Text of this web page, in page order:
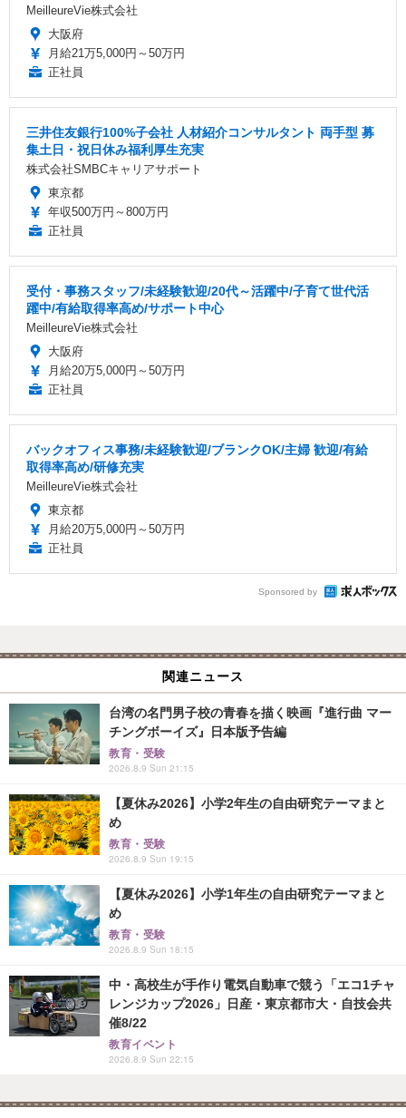
MeilleureVie株式会社
大阪府
月給21万5,000円～50万円
正社員
三井住友銀行100%子会社 人材紹介コンサルタント 両手型 募
集土日・祝日休み福利厚生充実
株式会社SMBCキャリアサポート
東京都
年収500万円～800万円
正社員
受付・事務スタッフ/未経験歓迎/20代～活躍中/子育て世代活
躍中/有給取得率高め/サポート中心
MeilleureVie株式会社
大阪府
月給20万5,000円～50万円
正社員
バックオフィス事務/未経験歓迎/ブランクOK/主婦 歓迎/有給
取得率高め/研修充実
MeilleureVie株式会社
東京都
月給20万5,000円～50万円
正社員
Sponsored by
関連ニュース
台湾の名門男子校の青春を描く映画『進行曲 マー
チングボーイズ』日本版予告編
教育・受験
2026.8.9 Sun 21:15
【夏休み2026】小学2年生の自由研究テーマまと
め
教育・受験
2026.8.9 Sun 19:15
【夏休み2026】小学1年生の自由研究テーマまと
め
教育・受験
2026.8.9 Sun 18:15
中・高校生が手作り電気自動車で競う「エコ1チャ
レンジカップ2026」日産・東京都市大・自技会共
催8/22
教育イベント
2026.8.9 Sun 22:15